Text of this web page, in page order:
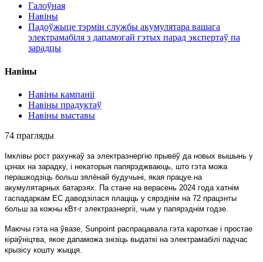
Галоўная
Навіны
Падоўжыце тэрмін службы акумулятара вашага
электрамабіля з дапамогай гэтых парад экспертаў па
зарадцы
Навіны
Навіны кампаніі
Навіны прадуктаў
Навіны выставы
74 прагляды
Імклівы рост рахункаў за электраэнергію прывёў да новых вышынь у
цэнах на зарадку, і некаторыя папярэджваюць, што гэта можа
перашкодзіць больш зялёнай будучыні, якая працуе на
акумулятарных батарэях. Па стане на верасень 2024 года хатнім
гаспадаркам ЕС даводзілася плаціць у сярэднім на 72 працэнты
больш за кожны кВт⋅г электраэнергіі, чым у папярэднім годзе.
Маючы гэта на ўвазе, Sunpoint распрацавала гэта кароткае і простае
кіраўніцтва, якое дапаможа знізіць выдаткі на электрамабілі падчас
крызісу кошту жыцця.